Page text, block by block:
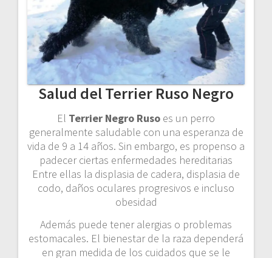
Salud del Terrier Ruso Negro
El Terrier Negro Ruso es un perro
generalmente saludable con una esperanza de
vida de 9 a 14 años. Sin embargo, es propenso a
padecer ciertas enfermedades hereditarias
Entre ellas la displasia de cadera, displasia de
codo, daños oculares progresivos e incluso
obesidad
Además puede tener alergias o problemas
estomacales. El bienestar de la raza dependerá
en gran medida de los cuidados que se le